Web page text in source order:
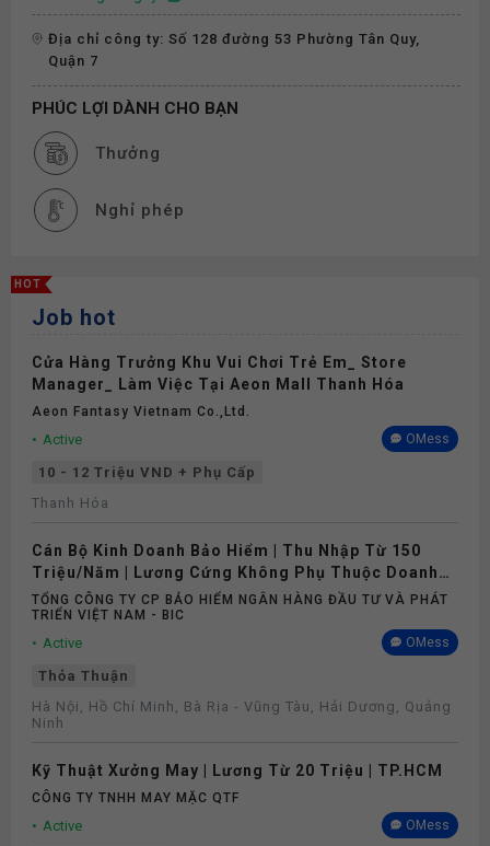
Địa chỉ công ty: Số 128 đường 53 Phường Tân Quy,
Quận 7
PHÚC LỢI DÀNH CHO BẠN
Thưởng
Nghỉ phép
HOT
Job hot
Cửa Hàng Trưởng Khu Vui Chơi Trẻ Em_ Store
Manager_ Làm Việc Tại Aeon Mall Thanh Hóa
Aeon Fantasy Vietnam Co.,ltd.
Active OMess
10 - 12 Triệu VND + Phụ Cấp
Thanh Hóa
Cán Bộ Kinh Doanh Bảo Hiểm | Thu Nhập Từ 150
Triệu/Năm | Lương Cứng Không Phụ Thuộc Doanh
Số
TỔNG CÔNG TY CP BẢO HIỂM NGÂN HÀNG ĐẦU TƯ VÀ PHÁT
TRIỂN VIỆT NAM - BIC
Active OMess
Thỏa Thuận
Hà Nội, Hồ Chí Minh, Bà Rịa - Vũng Tàu, Hải Dương, Quảng
Ninh
Kỹ Thuật Xưởng May | Lương Từ 20 Triệu | TP.HCM
CÔNG TY TNHH MAY MẶC QTF
Active OMess